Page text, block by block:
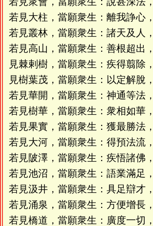
若見大柱，當願衆生：離我諍心
若見叢林，當願衆生：諸天及人
若見高山，當願衆生：善根超出
見棘剌樹，當願衆生：疾得翦除
見樹葉茂，當願衆生：以定解脫
若見華開，當願衆生：神通等法
若見樹華，當願衆生：衆相如華
若見果實，當願衆生：獲最勝法
若見大河，當願衆生：得預法流
若見陂澤，當願衆生：疾悟諸佛
若見池沼，當願衆生：語業滿足
若見汲井，當願衆生：具足辯才
若見涌泉，當願衆生：方便增長
若見橋道，當願衆生：廣度一切